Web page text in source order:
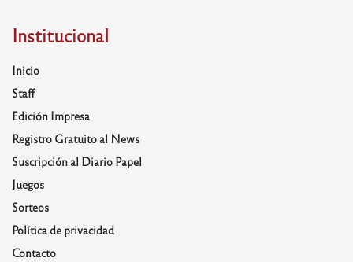
Institucional
Inicio
Staff
Edición Impresa
Registro Gratuito al News
Suscripción al Diario Papel
Juegos
Sorteos
Política de privacidad
Contacto